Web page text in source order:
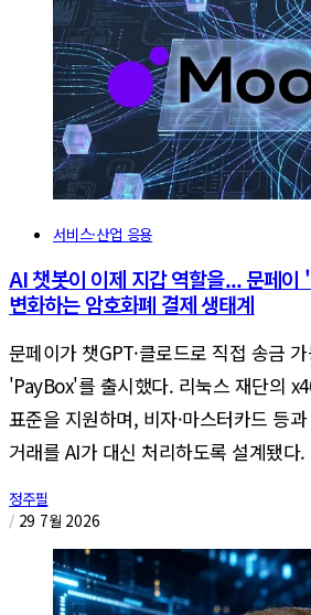
서비스·산업 응용
AI 챗봇이 이제 지갑 역할을... 문페
변화하는 암호화폐 결제 생태계
문페이가 챗GPT·클로드로 직접 송금
'PayBox'를 출시했다. 리눅스 재단의
표준을 지원하며, 비자·마스터카드 등
거래를 AI가 대신 처리하도록 설계됐다.
정주필
/ 29 7월 2026